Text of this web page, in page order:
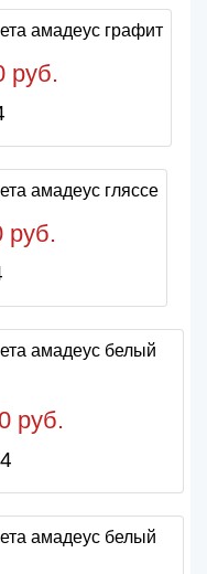
руб.
руб.
руб.